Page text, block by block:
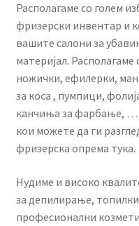
ПЛАЌАЊЕ
ПОЛИТИКА И
ЗА НАС
ПРОИЗВОДИ
КОНТАКТ
Располагаме со голем
фризерски инвентар и
вашите салони за
материјал.
ножички, ефилерки,
за коса , пумпици,
канчиња за фарбање, …
кои можете да ги
фризерска опрема тука.
Нудиме и високо
за депилирање, топилки
професионални